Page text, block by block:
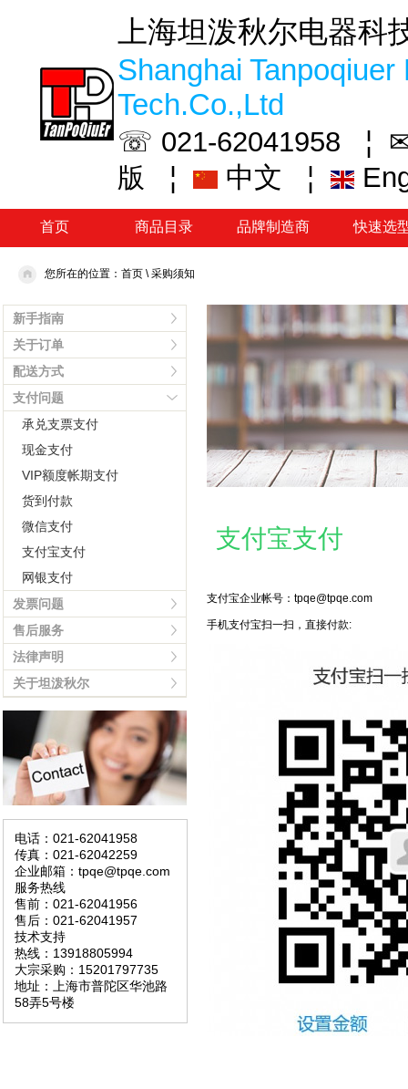
上海坦泼秋尔电器科
Shanghai
Tech.Co.,Ltd
☏ 021-62041958 ¦
版
¦ 中文 ¦
首页 商品目录 品牌制造商 快速选
您所在的位置： 首页 \采购须知
新手指南
关于订单
配送方式
支付问题
承兑支票支付
现金支付
VIP额度帐期支付
货到付款
微信支付
支付宝支付
网银支付
发票问题
售后服务
法律声明
关于坦泼秋尔
电话：021-62041958
传真：021-62042259
企业邮箱：tpqe@tpqe.com
服务热线
售前：021-62041956
售后：021-62041957
技术支持
热线：13918805994
大宗采购：15201797735
地址：上海市普陀区华池路
58弄5号楼
支付宝支付
支付宝企业帐号：tpqe@tpqe.com
手机支付宝扫一扫，直接付款: